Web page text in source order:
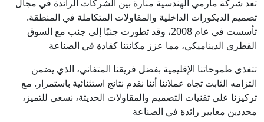
تعد شركة مارمي الهندسية منارة بين الشركات الرائدة في مجال
تصميم الديكورات الداخلية والمقاولات المتكاملة في المنطقة.
تأسست في عام 2008، وقد تطورت جنبًا إلى جنب مع السوق
القطري الديناميكي، مما عزز مكانتنا كقادة في الصناعة
تتغذى طموحاتنا الإقليمية بفضل فريقنا المتفاني، الذي يضمن
التزامه الثابت تجاه عملائنا أننا نقدم نتائج استثنائية باستمرار. مع
تركيزنا على تقنيات التصميم والمقاولات الحديثة، نسعى للتميز،
محددين معايير رائدة في الصناعة